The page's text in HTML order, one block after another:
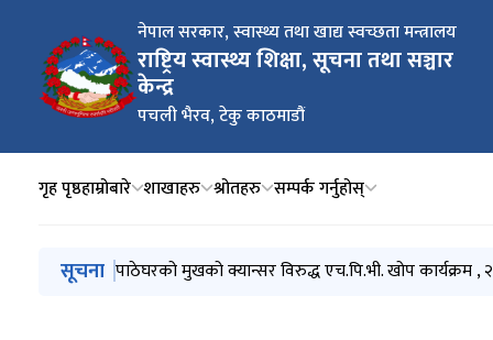
नेपाल सरकार, स्वास्थ्य तथा खाद्य स्वच्छता मन्त्रालय
राष्ट्रिय स्वास्थ्य शिक्षा, सूचना तथा सञ्चार
केन्द्र
पचली भैरव, टेकु काठमाडौं
गृह पृष्ठहाम्रोबारे शाखाहरु श्रोतहरु सम्पर्क गर्नुहोस्
मुख्य नेभिगेसनमा जानुहोस्
सूचना नसर्ने रोगहरूको पहिचान को लागि एक महिने अभियान: माघ
पाठेघरको मुखको क्यान्सर विरुद्ध एच.पि.भी. खोप कार्यक्रम ,
मानसिक स्वास्थ्य सचेतना अभियान २०८२
लैंगिक हिंसा र एकद्वार सङ्कट व्यवस्थापन केन्द्र
सुर्तिजन्य पदार्थको बट्टा, प्याकेट, -यापर्स, पेटी तथा पार्सल,